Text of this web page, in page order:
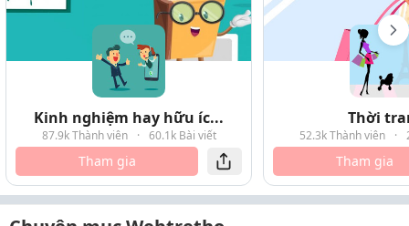
Kinh nghiệm hay hữu íc...
87.9k Thành viên · 60.1k Bài viết
Tham gia
Thời
52.3k Thành viên ·
Tham gia